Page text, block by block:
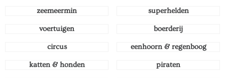
zeemeermin superhelden
voertuigen boerderij
circus eenhoorn & regenboog
katten & honden piraten